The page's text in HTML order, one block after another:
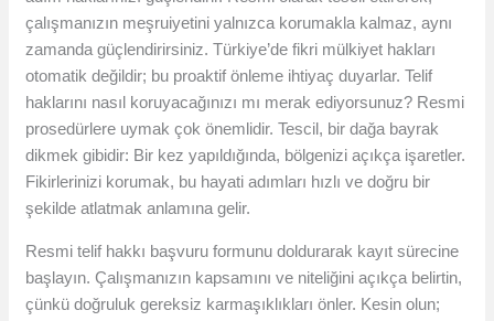
çalışmanızın meşruiyetini yalnızca korumakla kalmaz, aynı
zamanda güçlendirirsiniz. Türkiye’de fikri mülkiyet hakları
otomatik değildir; bu proaktif önleme ihtiyaç duyarlar. Telif
haklarını nasıl koruyacağınızı mı merak ediyorsunuz? Resmi
prosedürlere uymak çok önemlidir. Tescil, bir dağa bayrak
dikmek gibidir: Bir kez yapıldığında, bölgenizi açıkça işaretler.
Fikirlerinizi korumak, bu hayati adımları hızlı ve doğru bir
şekilde atlatmak anlamına gelir.
Resmi telif hakkı başvuru formunu doldurarak kayıt sürecine
başlayın. Çalışmanızın kapsamını ve niteliğini açıkça belirtin,
çünkü doğruluk gereksiz karmaşıklıkları önler. Kesin olun;